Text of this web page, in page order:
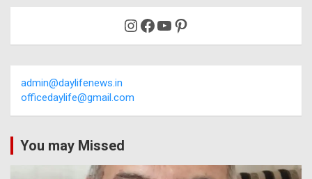
Instagram
Facebook
YouTube
Pinterest
admin@daylifenews.in
officedaylife@gmail.com
You may Missed